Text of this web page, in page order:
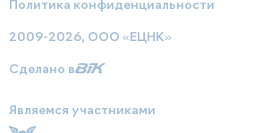
Политика конфиденциальности
2009-2026, ООО «ЕЦНК»
Сделано в
Являемся участниками